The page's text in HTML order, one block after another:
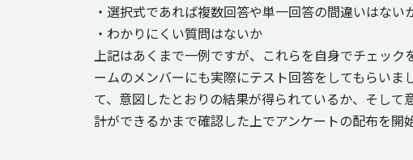
・選択式であれば複数回答や単一回答の間違いはない
・わかりにくい質問はないか
上記はあくまで一例ですが、これらを自身でチェック
ームのメンバーにも実際にテスト回答をしてもらいま
て、意図したとおりの結果が得られているか、そして
計ができるかまで確認した上でアンケートの配布を開